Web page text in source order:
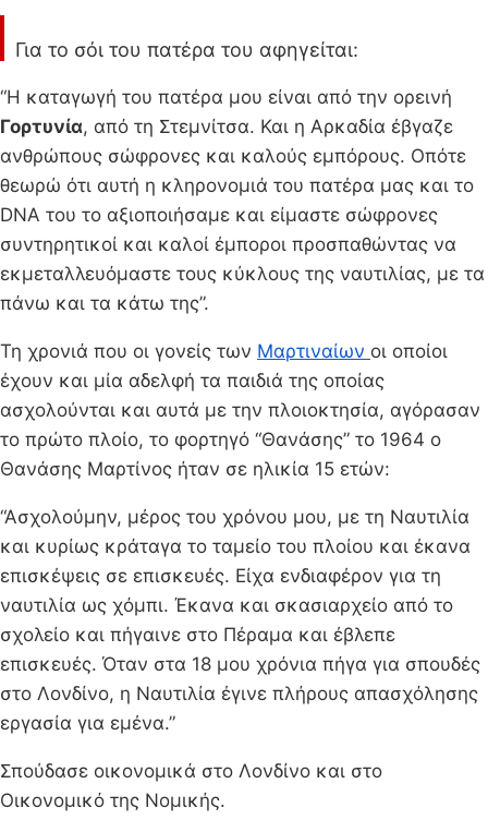
Για το σόι του πατέρα του αφηγείται:
“Η καταγωγή του πατέρα μου είναι από την ορεινή
Γορτυνία, από τη Στεμνίτσα. Και η Αρκαδία έβγαζε
ανθρώπους σώφρονες και καλούς εμπόρους. Οπότε
θεωρώ ότι αυτή η κληρονομιά του πατέρα μας και το
DNA του το αξιοποιήσαμε και είμαστε σώφρονες
συντηρητικοί και καλοί έμποροι προσπαθώντας να
εκμεταλλευόμαστε τους κύκλους της ναυτιλίας, με τα
πάνω και τα κάτω της”.
Τη χρονιά που οι γονείς των Μαρτιναίων οι οποίοι
έχουν και μία αδελφή τα παιδιά της οποίας
ασχολούνται και αυτά με την πλοιοκτησία, αγόρασαν
το πρώτο πλοίο, το φορτηγό “Θανάσης” το 1964 ο
Θανάσης Μαρτίνος ήταν σε ηλικία 15 ετών:
“Ασχολούμην, μέρος του χρόνου μου, με τη Ναυτιλία
και κυρίως κράταγα το ταμείο του πλοίου και έκανα
επισκέψεις σε επισκευές. Είχα ενδιαφέρον για τη
ναυτιλία ως χόμπι. Έκανα και σκασιαρχείο από το
σχολείο και πήγαινε στο Πέραμα και έβλεπε
επισκευές. Όταν στα 18 μου χρόνια πήγα για σπουδές
στο Λονδίνο, η Ναυτιλία έγινε πλήρους απασχόλησης
εργασία για εμένα.”
Σπούδασε οικονομικά στο Λονδίνο και στο
Οικονομικό της Νομικής.